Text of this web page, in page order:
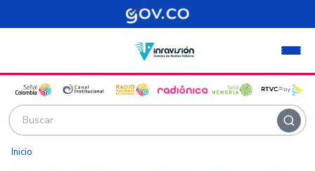
Pasar al contenido principal
Inicio